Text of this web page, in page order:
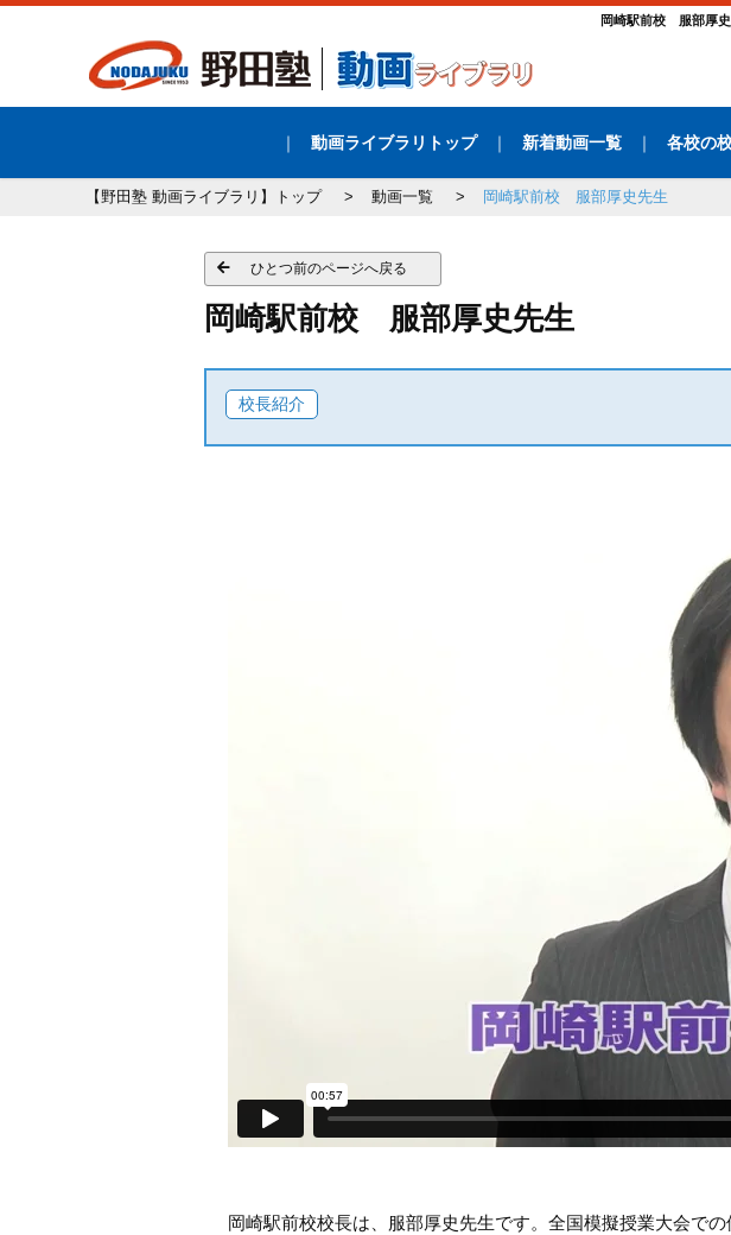
岡崎駅前校 服部厚
動画ライブラリトップ 新着動画一覧 各校の
【野田塾 動画ライブラリ】トップ 動画一覧 岡崎駅前校 服部厚史先生
ひとつ前のページへ戻る
岡崎駅前校 服部厚史先生
校長紹介
岡崎駅前校校長は、服部厚史先生です。全国模擬授業大会で